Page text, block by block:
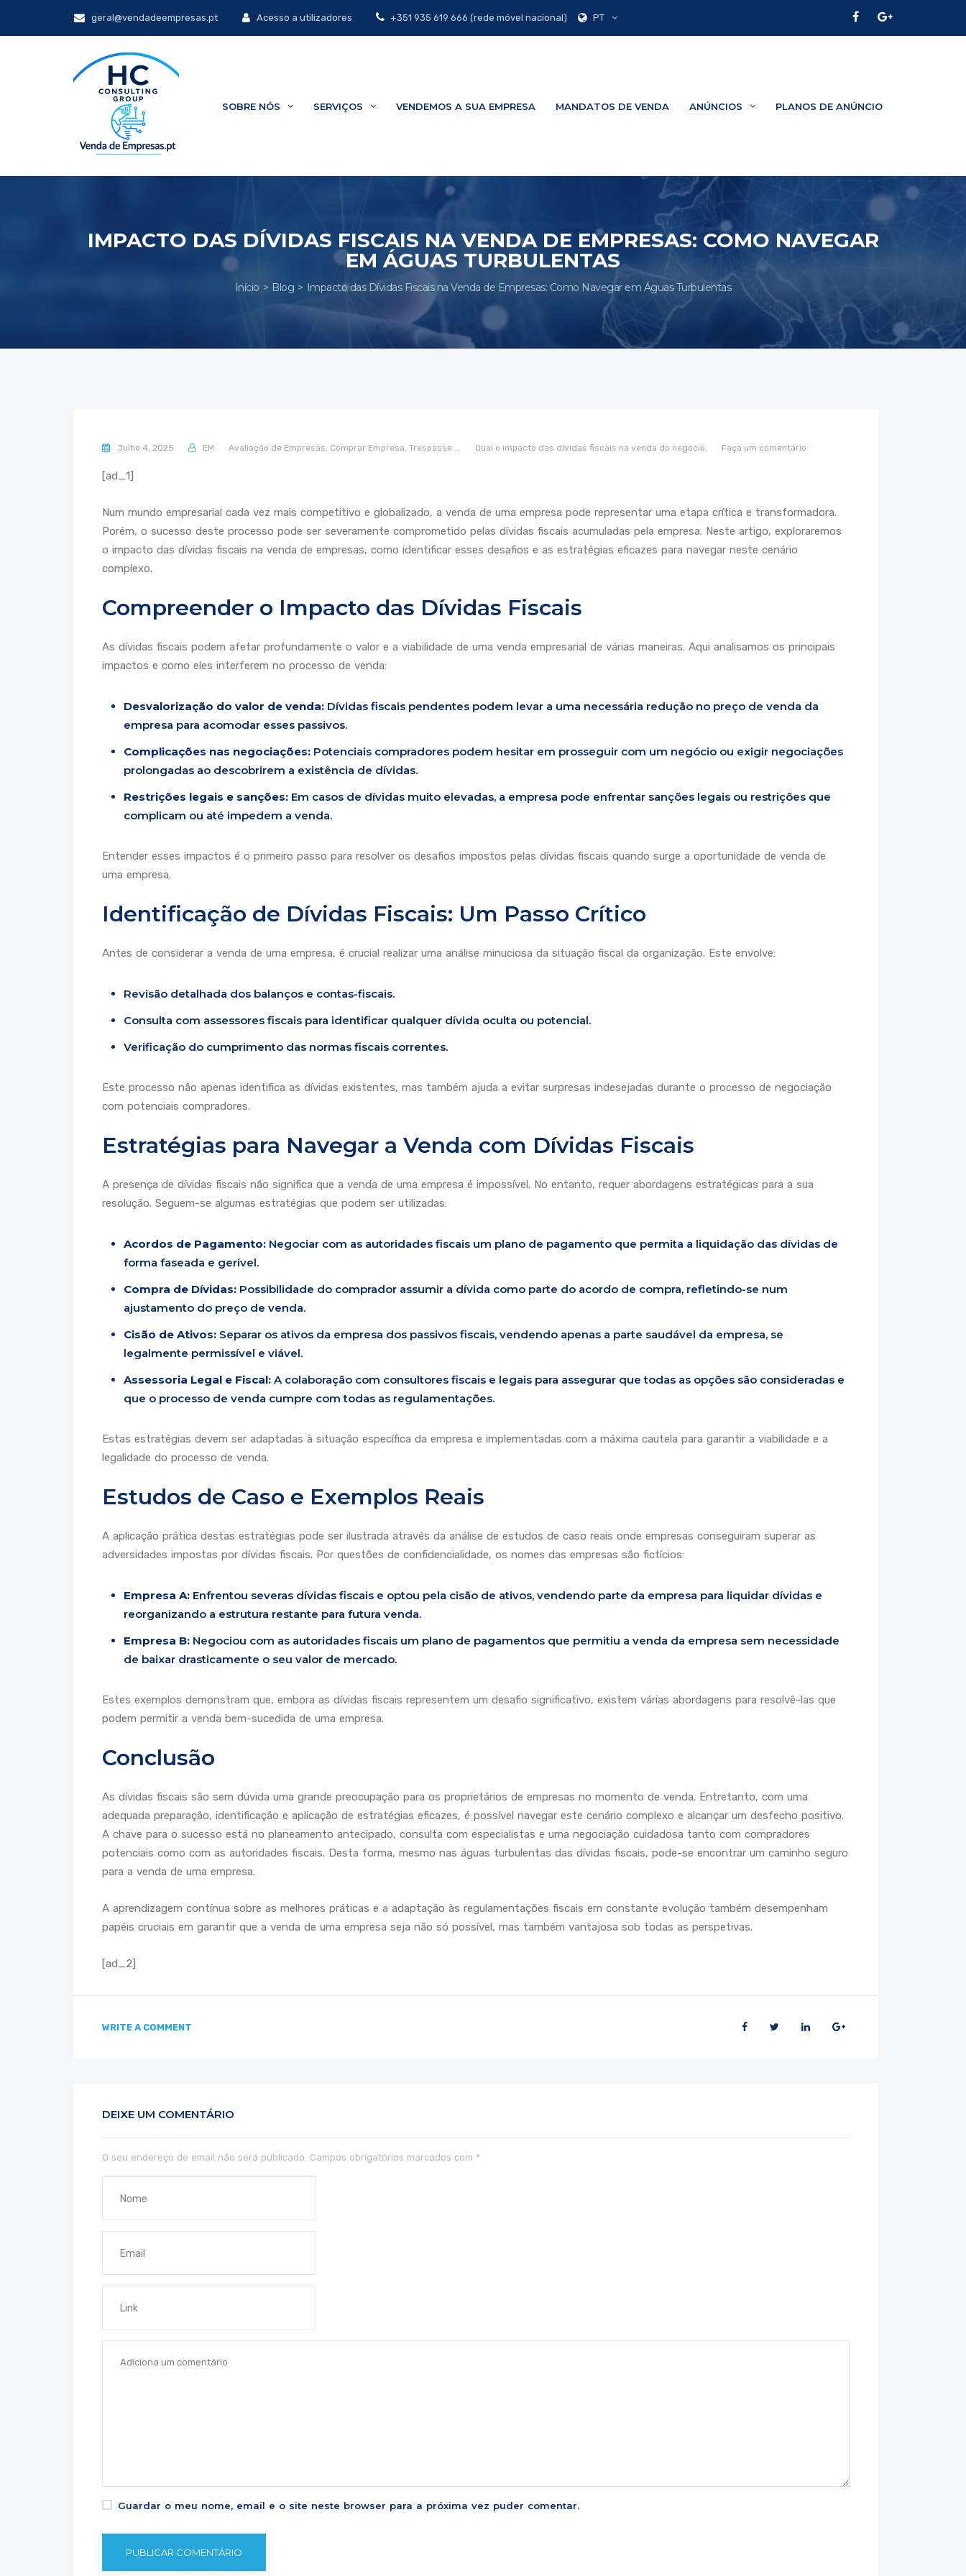
geral@vendadeempresas.pt Acesso a utilizadores PT
+351 935 619 666 (rede móvel nacional)
SOBRE NÓS SERVIÇOS VENDEMOS A SUA EMPRESA MANDATOS DE VENDA ANÚNCIOS PLANOS DE ANÚNCIO
IMPACTO DAS DÍVIDAS FISCAIS NA VENDA DE EMPRESAS: COMO NAVEGAR
EM ÁGUAS TURBULENTAS
Início Blog Impacto das Dívidas Fiscais na Venda de Empresas: Como Navegar em Águas Turbulentas
Julho 4, 2025 EM Avaliação de Empresas, Comprar Empresa, Trespasse ... Qual o impacto das dívidas fiscais na venda do negócio, Faça um comentário
[ad_1]
Num mundo empresarial cada vez mais competitivo e globalizado, a venda de uma empresa pode representar uma etapa crítica e transformadora.
Porém, o sucesso deste processo pode ser severamente comprometido pelas dívidas fiscais acumuladas pela empresa. Neste artigo, exploraremos
o impacto das dívidas fiscais na venda de empresas, como identificar esses desafios e as estratégias eficazes para navegar neste cenário
complexo.
Compreender o Impacto das Dívidas Fiscais
As dívidas fiscais podem afetar profundamente o valor e a viabilidade de uma venda empresarial de várias maneiras. Aqui analisamos os principais
impactos e como eles interferem no processo de venda:
Desvalorização do valor de venda: Dívidas fiscais pendentes podem levar a uma necessária redução no preço de venda da
empresa para acomodar esses passivos.
Complicações nas negociações: Potenciais compradores podem hesitar em prosseguir com um negócio ou exigir negociações
prolongadas ao descobrirem a existência de dívidas.
Restrições legais e sanções: Em casos de dívidas muito elevadas, a empresa pode enfrentar sanções legais ou restrições que
complicam ou até impedem a venda.
Entender esses impactos é o primeiro passo para resolver os desafios impostos pelas dívidas fiscais quando surge a oportunidade de venda de
uma empresa.
Identificação de Dívidas Fiscais: Um Passo Crítico
Antes de considerar a venda de uma empresa, é crucial realizar uma análise minuciosa da situação fiscal da organização. Este envolve:
Revisão detalhada dos balanços e contas-fiscais.
Consulta com assessores fiscais para identificar qualquer dívida oculta ou potencial.
Verificação do cumprimento das normas fiscais correntes.
Este processo não apenas identifica as dívidas existentes, mas também ajuda a evitar surpresas indesejadas durante o processo de negociação
com potenciais compradores.
Estratégias para Navegar a Venda com Dívidas Fiscais
A presença de dívidas fiscais não significa que a venda de uma empresa é impossível. No entanto, requer abordagens estratégicas para a sua
resolução. Seguem-se algumas estratégias que podem ser utilizadas:
Acordos de Pagamento: Negociar com as autoridades fiscais um plano de pagamento que permita a liquidação das dívidas de
forma faseada e gerível.
Compra de Dívidas: Possibilidade do comprador assumir a dívida como parte do acordo de compra, refletindo-se num
ajustamento do preço de venda.
Cisão de Ativos: Separar os ativos da empresa dos passivos fiscais, vendendo apenas a parte saudável da empresa, se
legalmente permissível e viável.
Assessoria Legal e Fiscal: A colaboração com consultores fiscais e legais para assegurar que todas as opções são consideradas e
que o processo de venda cumpre com todas as regulamentações.
Estas estratégias devem ser adaptadas à situação específica da empresa e implementadas com a máxima cautela para garantir a viabilidade e a
legalidade do processo de venda.
Estudos de Caso e Exemplos Reais
A aplicação prática destas estratégias pode ser ilustrada através da análise de estudos de caso reais onde empresas conseguiram superar as
adversidades impostas por dívidas fiscais. Por questões de confidencialidade, os nomes das empresas são fictícios:
Empresa A: Enfrentou severas dívidas fiscais e optou pela cisão de ativos, vendendo parte da empresa para liquidar dívidas e
reorganizando a estrutura restante para futura venda.
Empresa B: Negociou com as autoridades fiscais um plano de pagamentos que permitiu a venda da empresa sem necessidade
de baixar drasticamente o seu valor de mercado.
Estes exemplos demonstram que, embora as dívidas fiscais representem um desafio significativo, existem várias abordagens para resolvê-las que
podem permitir a venda bem-sucedida de uma empresa.
Conclusão
As dívidas fiscais são sem dúvida uma grande preocupação para os proprietários de empresas no momento de venda. Entretanto, com uma
adequada preparação, identificação e aplicação de estratégias eficazes, é possível navegar este cenário complexo e alcançar um desfecho positivo.
A chave para o sucesso está no planeamento antecipado, consulta com especialistas e uma negociação cuidadosa tanto com compradores
potenciais como com as autoridades fiscais. Desta forma, mesmo nas águas turbulentas das dívidas fiscais, pode-se encontrar um caminho seguro
para a venda de uma empresa.
A aprendizagem contínua sobre as melhores práticas e a adaptação às regulamentações fiscais em constante evolução também desempenham
papéis cruciais em garantir que a venda de uma empresa seja não só possível, mas também vantajosa sob todas as perspetivas.
[ad_2]
WRITE A COMMENT
DEIXE UM COMENTÁRIO
O seu endereço de email não será publicado. Campos obrigatórios marcados com *
Guardar o meu nome, email e o site neste browser para a próxima vez puder comentar.